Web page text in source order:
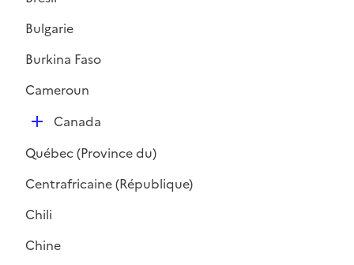
l
i
e
Bulgarie
Burkina Faso
Cameroun
D
p
l
e
Canada
Québec (Province du)
Centrafricaine (République)
Chili
Chine